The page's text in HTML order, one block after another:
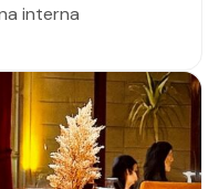
interna